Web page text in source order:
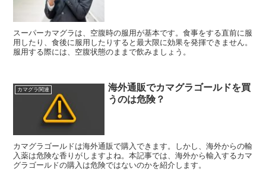
スーパーカマグラは、空腹時の服用が基本です。食事をする直前に服
用したり、食後に服用したりすると最大限に効果を発揮できません。
服用する際には、空腹状態のままで飲みましょう。
カマグラ関連
海外通販でカマグラゴールドを買
うのは危険？
カマグラゴールドは海外通販で購入できます。しかし、海外からの輸
入薬は危険な香りがしますよね。本記事では、海外から輸入するカマ
グラゴールドの購入は危険ではないのかを紹介します。